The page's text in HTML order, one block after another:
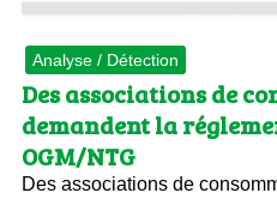
Analyse / Détection
Des associations de
demandent la
OGM/NTG
Des associations de